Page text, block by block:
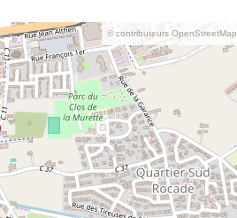
© contributeurs OpenStreetMap